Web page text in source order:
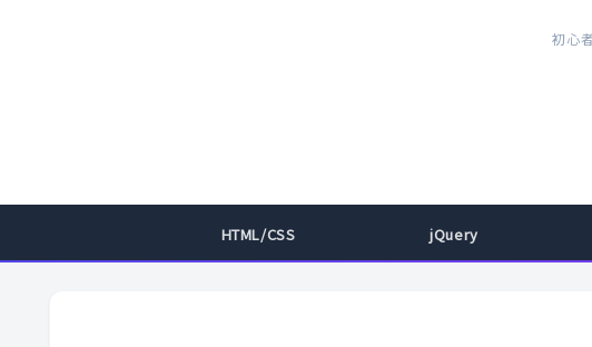
初心
HTML/CSS jQuery